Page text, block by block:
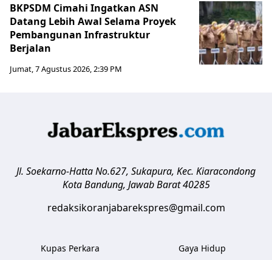
BKPSDM Cimahi Ingatkan ASN
Datang Lebih Awal Selama Proyek
Pembangunan Infrastruktur
Berjalan
Jumat, 7 Agustus 2026, 2:39 PM
Jl. Soekarno-Hatta No.627, Sukapura, Kec. Kiaracondong
Kota Bandung, Jawab Barat 40285
redaksikoranjabarekspres@gmail.com
Kupas Perkara Gaya Hidup